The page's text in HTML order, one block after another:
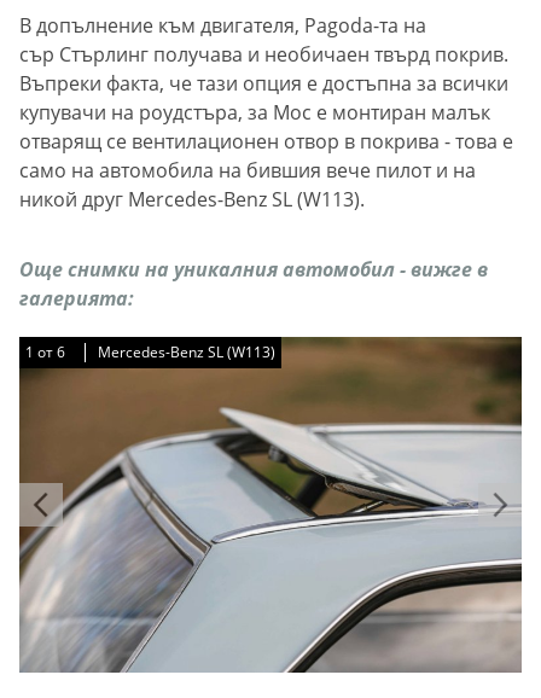
В допълнение към двигателя, Pagoda-та на
сър Стърлинг получава и необичаен твърд покрив.
Въпреки факта, че тази опция е достъпна за всички
купувачи на роудстъра, за Мос е монтиран малък
отварящ се вентилационен отвор в покрива - това е
само на автомобила на бившия вече пилот и на
никой друг Mercedes-Benz SL (W113).
Още снимки на уникалния автомобил - вижге в
галерията:
1 от6 Mercedes-Benz SL (W113)
1 от6 Mercedes-Benz SL (W113)
1 от6 Mercedes-Benz SL (W113)
1 от6 Mercedes-Benz SL (W113)
1 от6 Mercedes-Benz SL (W113)
1 от6 Mercedes-Benz SL (W113)